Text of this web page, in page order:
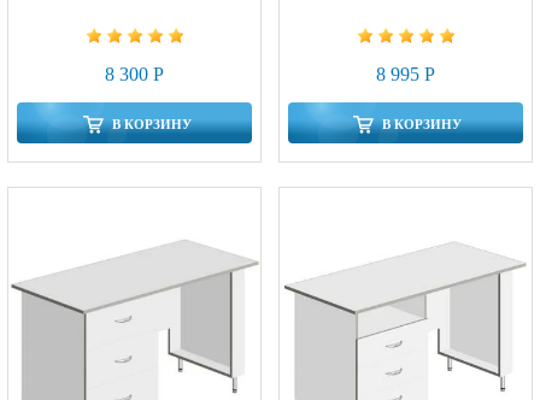
8 300 Р
В КОРЗИНУ
8 995 Р
В КОРЗИНУ